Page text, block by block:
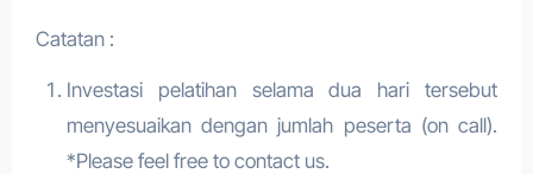
Catatan :
Investasi pelatihan selama dua hari tersebut
menyesuaikan dengan jumlah peserta (on call).
*Please feel free to contact us.